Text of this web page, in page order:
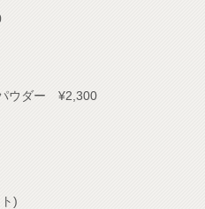
ウダー ¥2,300
)